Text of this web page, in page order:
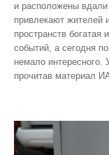
и расположены
привлекают жителей
пространств
событий, а сегодня
немало интересного.
прочитав материал